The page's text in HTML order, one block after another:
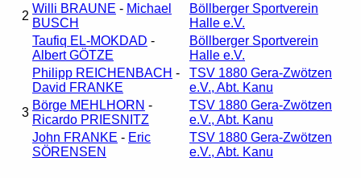
2
Willi BRAUNE - Michael
BUSCH
Böllberger Sportverein
Halle e.V.
Taufiq EL-MOKDAD -
Albert GÖTZE
Böllberger Sportverein
Halle e.V.
3
Philipp REICHENBACH -
David FRANKE
TSV 1880 Gera-Zwötzen
e.V., Abt. Kanu
Börge MEHLHORN -
Ricardo PRIESNITZ
TSV 1880 Gera-Zwötzen
e.V., Abt. Kanu
John FRANKE - Eric
SÖRENSEN
TSV 1880 Gera-Zwötzen
e.V., Abt. Kanu